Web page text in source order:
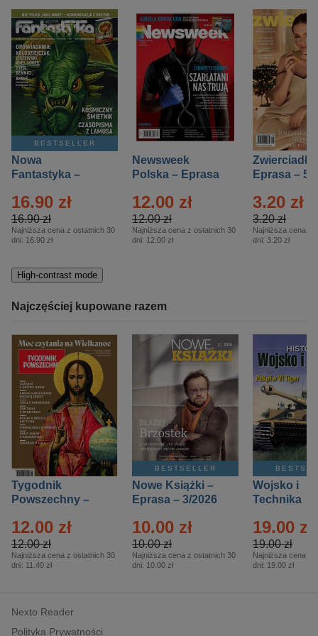
BESTSELLER
Nowa
Fantastyka –
16.90 zł
16.90 zł
Najniższa cena z ostatnich 30
dni: 16.90 zł
Newsweek
Polska – Eprasa
12.00 zł
12.00 zł
Najniższa cena z ostatnich 30
dni: 12.00 zł
Zwierciadło
Eprasa – 5/
3.20 zł
3.20 zł
Najniższa cena z
dni: 3.20 zł
High-contrast mode
Najczęściej kupowane razem
Tygodnik
Powszechny –
12.00 zł
12.00 zł
Najniższa cena z ostatnich 30
dni: 11.40 zł
BESTSELLER
Nowe Książki –
Eprasa – 3/2026
10.00 zł
10.00 zł
Najniższa cena z ostatnich 30
dni: 10.00 zł
Wojsko i
Technika
– 2/2026
19.00 zł
19.00 zł
Najniższa cena z
dni: 19.00 zł
Nexto Reader
Polityka Prywatności